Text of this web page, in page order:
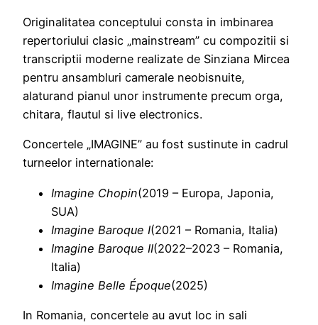
Originalitatea conceptului consta in imbinarea
repertoriului clasic „mainstream” cu compozitii si
transcriptii moderne realizate de Sinziana Mircea
pentru ansambluri camerale neobisnuite,
alaturand pianul unor instrumente precum orga,
chitara, flautul si live electronics.
Concertele „IMAGINE” au fost sustinute in cadrul
turneelor internationale:
Imagine Chopin(2019 – Europa, Japonia,
SUA)
Imagine Baroque I(2021 – Romania, Italia)
Imagine Baroque II(2022–2023 – Romania,
Italia)
Imagine Belle Époque(2025)
In Romania, concertele au avut loc in sali